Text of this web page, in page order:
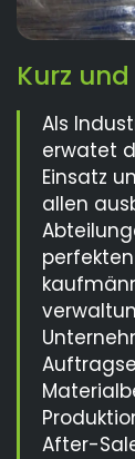
Kurz
Als
erwatet
Einsatz
allen
After-